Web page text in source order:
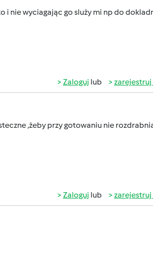
i nie wyciagając go sluży mi np do
Zaloguj lub zarejestruj
,żeby przy gotowaniu nie
Zaloguj lub zarejestruj